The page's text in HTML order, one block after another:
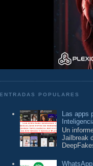
ENTRADAS POPULARES
Las apps
Un
Jailbreak